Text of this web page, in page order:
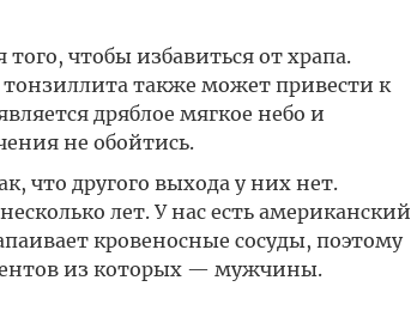
чтобы избавиться от храпа.
также может привести к
дряблое мягкое небо и
не обойтись.
что другого выхода у них нет.
лет. У нас есть американский
кровеносные сосуды, поэтому
из которых — мужчины.